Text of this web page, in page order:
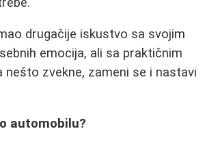
drugačije iskustvo sa svojim
emocija, ali sa praktičnim
nešto zvekne, zameni se i nastavi
automobilu?